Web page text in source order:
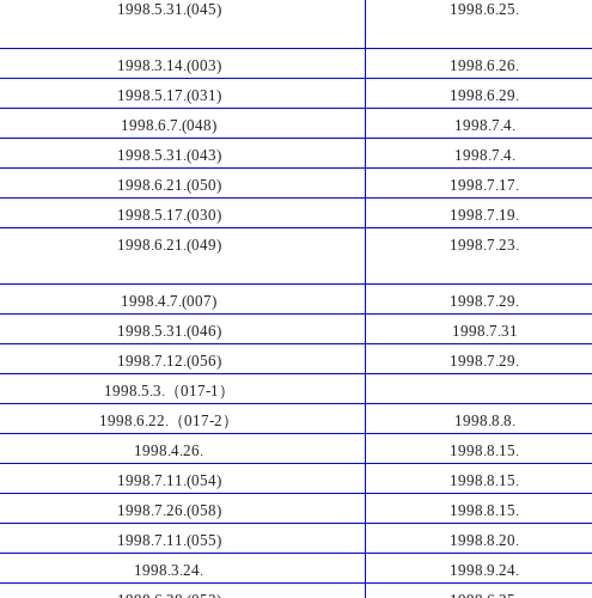
1998.5.31.(045) 1998.6.25.
1998.3.14.(003) 1998.6.26.
1998.5.17.(031) 1998.6.29.
1998.6.7.(048) 1998.7.4.
1998.5.31.(043) 1998.7.4.
1998.6.21.(050) 1998.7.17.
1998.5.17.(030) 1998.7.19.
1998.6.21.(049) 1998.7.23.
1998.4.7.(007) 1998.7.29.
1998.5.31.(046) 1998.7.31
1998.7.12.(056) 1998.7.29.
1998.5.3.（017-1）
1998.6.22.（017-2） 1998.8.8.
1998.4.26. 1998.8.15.
1998.7.11.(054) 1998.8.15.
1998.7.26.(058) 1998.8.15.
1998.7.11.(055) 1998.8.20.
1998.3.24. 1998.9.24.